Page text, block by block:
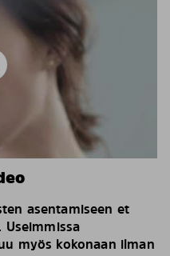
asentamiseen et
myös kokonaan ilman